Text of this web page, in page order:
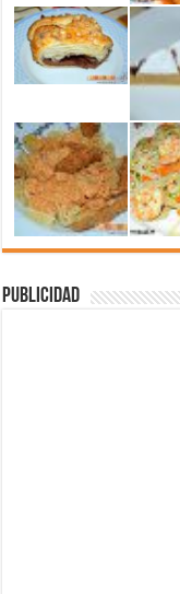
Publicidad